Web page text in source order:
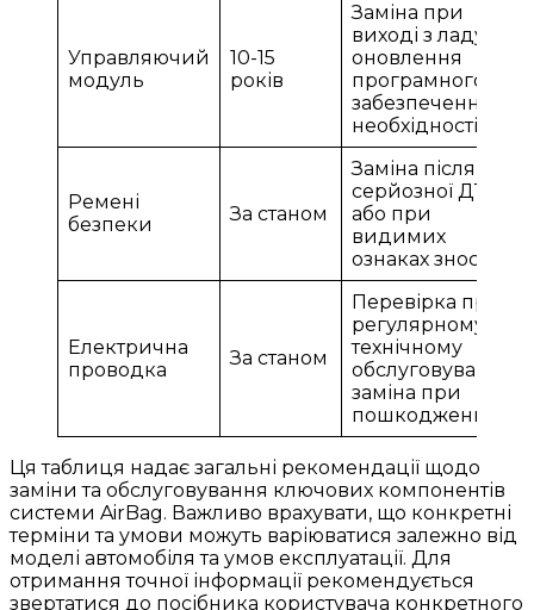
Управляючий
модуль
10-15
років
Заміна при
виході з ладу,
оновлення
програмного
забезпечення за
необхідності
Ремені
безпеки
За станом
Заміна після
серйозної ДТП
або при
видимих
ознаках зносу
Електрична
проводка
За станом
Перевірка при
регулярному
технічному
обслуговуванні,
заміна при
пошкодженнях
Ця таблиця надає загальні рекомендації щодо
заміни та обслуговування ключових компонентів
системи AirBag. Важливо врахувати, що конкретні
терміни та умови можуть варіюватися залежно від
моделі автомобіля та умов експлуатації. Для
отримання точної інформації рекомендується
звертатися до посібника користувача конкретного